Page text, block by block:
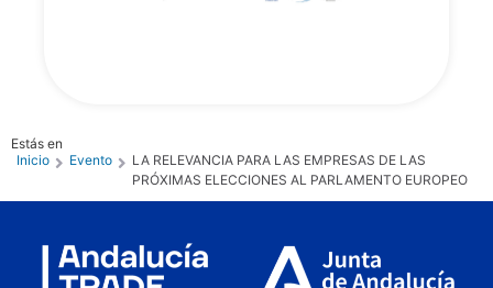
Estás en
Inicio
Evento
LA RELEVANCIA PARA LAS EMPRESAS DE LAS
PRÓXIMAS ELECCIONES AL PARLAMENTO EUROPEO